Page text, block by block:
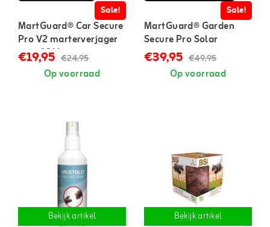
Sale!
MartGuard® Car Secure
Pro V2 marterverjager
auto 12 V
€19,95 €24,95
Op voorraad
Sale!
MartGuard® Garden
Secure Pro Solar
marterverjager voor
buiten
€39,95 €49,95
Op voorraad
Bekijk artikel Bekijk artikel